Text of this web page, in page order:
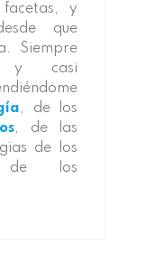
y
que
Siempre
y casi
, de los
, de las
de los
de los